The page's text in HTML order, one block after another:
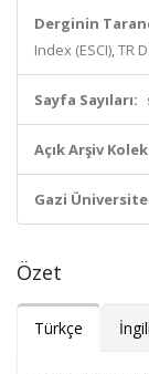
Derginin
Index (ESCI), TR
Sayfa Sayıları:
Açık Arşiv
Gazi
Özet
Türkçe